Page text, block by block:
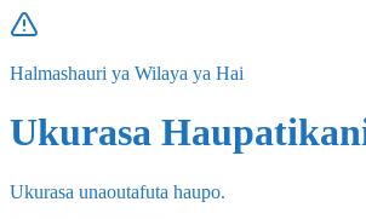
Halmashauri ya Wilaya ya Hai
Ukurasa
Ukurasa unaoutafuta haupo.